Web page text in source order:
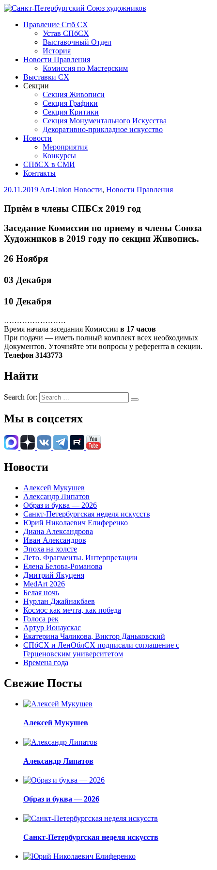
Правление Спб СХ
Устав СПбСХ
Выставочный Отдел
История
Новости Правления
Комиссия по Мастерским
Выставки СХ
Секции
Секция Живописи
Секция Графики
Секция Критики
Секция Монументального Искусства
Декоративно-прикладное искусство
Новости
Мероприятия
Конкурсы
СПбСХ в СМИ
Контакты
20.11.2019 Art-Union Новости, Новости Правления
Приём в члены СПБСх 2019 год
Заседание Комиссии по приему в члены Союза
Художников в 2019 году по секции Живопись.
26 Ноября
03 Декабря
10 Декабря
……………………
Время начала заседания Комиссии в 17 часов
При подачи — иметь полный комплект всех необходимых
Документов. Уточняйте эти вопросы у референта в секции.
Телефон 3143773
Найти
Search for:
Мы в соцсетях
Новости
Алексей Мукушев
Александр Липатов
Образ и буква — 2026
Санкт-Петербургская неделя искусств
Юрий Николаевич Елиференко
Диана Александрова
Иван Александров
Эпоха на холсте
Лето. Фрагменты. Интерпретации
Елена Белова-Романова
Дмитрий Якуценя
MedArt 2026
Белая ночь
Нурлан Джайнакбаев
Космос как мечта, как победа
Голоса рек
Артур Ионаускас
Екатерина Чаликова, Виктор Даньковский
СПбСХ и ЛенОблСХ подписали соглашение с
Герценовским университетом
Времена года
Свежие Посты
Алексей Мукушев
Александр Липатов
Образ и буква — 2026
Санкт-Петербургская неделя искусств